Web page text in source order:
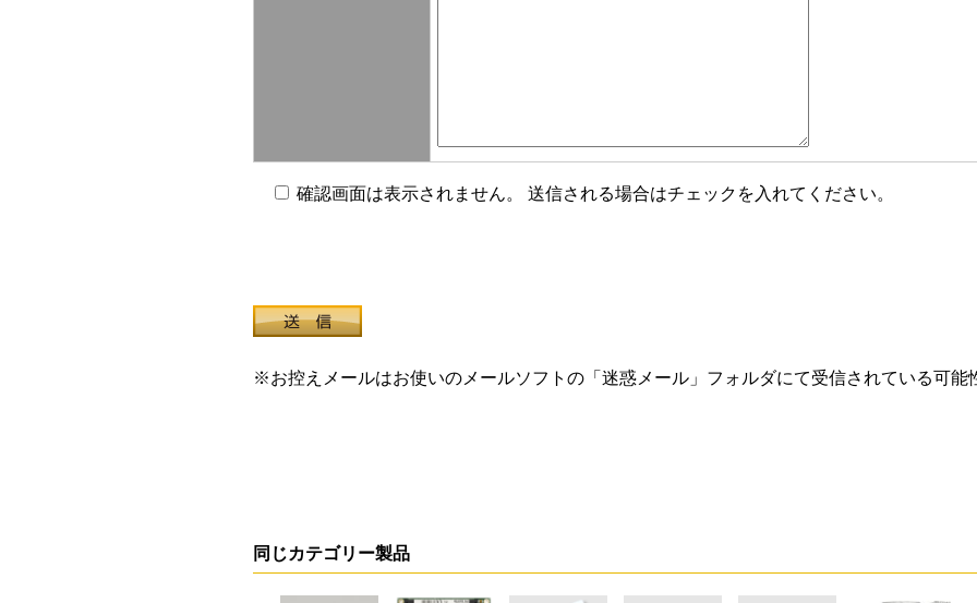
確認画面は表示されません。 送信される場合はチェックを入れてください。
※お控えメールはお使いのメールソフトの「迷惑メール」フォルダにて受信されている可能
同じカテゴリー製品